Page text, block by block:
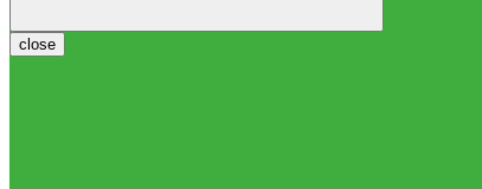
close